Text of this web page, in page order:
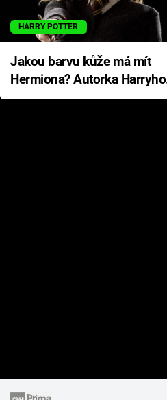
HARRY POTTER
Jakou barvu kůže má mít
Hermiona? Autorka Harryho
Pottera přišla s ráznou